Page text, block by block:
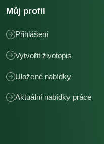
Můj profil
Přihlášení
Vytvořit životopis
Uložené nabídky
Aktuální nabídky práce